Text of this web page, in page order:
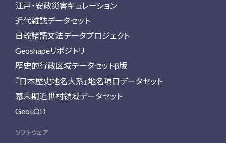
江戸・安政災害キュレーション
近代雑誌データセット
日琉諸語文法データプロジェクト
Geoshapeリポジトリ
歴史的行政区域データセットβ版
『日本歴史地名大系』地名項目データセット
幕末期近世村領域データセット
GeoLOD
ソフトウェア